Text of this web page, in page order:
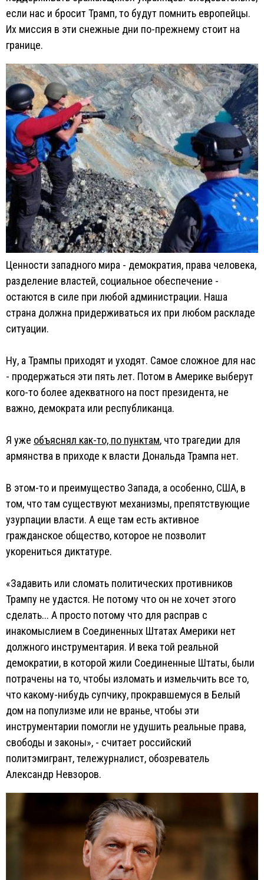
если нас и бросит Трамп, то будут помнить европейцы.
Их миссия в эти снежные дни по-прежнему стоит на
границе.
Ценности западного мира - демократия, права человека,
разделение властей, социальное обеспечение -
остаются в силе при любой администрации. Наша
страна должна придерживаться их при любом раскладе
ситуации.
Ну, а Трампы приходят и уходят. Самое сложное для нас
- продержаться эти пять лет. Потом в Америке выберут
кого-то более адекватного на пост президента, не
важно, демократа или республиканца.
Я уже объяснял как-то, по пунктам, что трагедии для
армянства в приходе к власти Дональда Трампа нет.
В этом-то и преимущество Запада, а особенно, США, в
том, что там существуют механизмы, препятствующие
узурпации власти. А еще там есть активное
гражданское общество, которое не позволит
укорениться диктатуре.
«Задавить или сломать политических противников
Трампу не удастся. Не потому что он не хочет этого
сделать... А просто потому что для расправ с
инакомыслием в Соединенных Штатах Америки нет
должного инструментария. И века той реальной
демократии, в которой жили Соединенные Штаты, были
потрачены на то, чтобы изломать и измельчить все то,
что какому-нибудь супчику, прокравшемуся в Белый
дом на популизме или не вранье, чтобы эти
инструментарии помогли не удушить реальные права,
свободы и законы», - считает российский
политэмигрант, тележурналист, обозреватель
Александр Невзоров.